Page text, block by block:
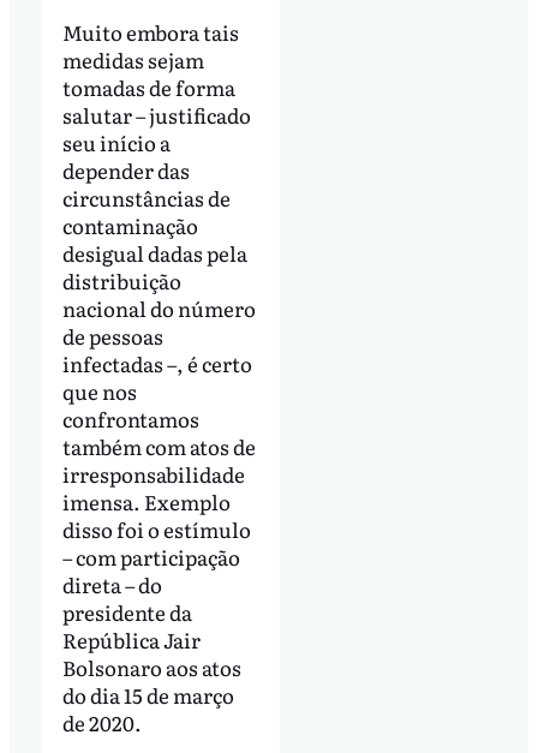
Muito embora tais
medidas sejam
tomadas de forma
salutar – justificado
seu início a
depender das
circunstâncias de
contaminação
desigual dadas pela
distribuição
nacional do número
de pessoas
infectadas –, é certo
que nos
confrontamos
também com atos de
irresponsabilidade
imensa. Exemplo
disso foi o estímulo
– com participação
direta – do
presidente da
República Jair
Bolsonaro aos atos
do dia 15 de março
de 2020.